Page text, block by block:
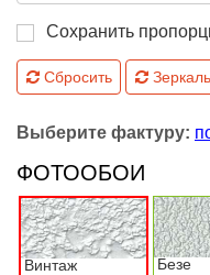
Сохранить
Сбросить
Выберите фактуру:
ФОТООБОИ
Винтаж Безе